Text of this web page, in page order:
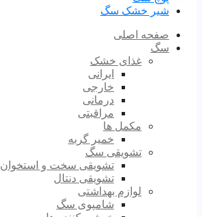
شیر خشک سگ
صفحه اصلی
سگ
غذای خشک
ایرانی
خارجی
درمانی
مراقبتی
مکمل ها
خمیر گربه
تشویقی سگ
تشویقی سخت و استخوان
تشویقی دنتال
لوازم بهداشتی
شامپوی سگ